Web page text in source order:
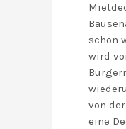
schon
wird
von
eine